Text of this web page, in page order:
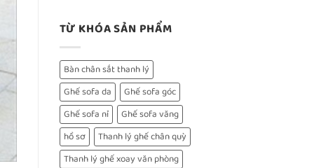
TỪ KHÓA SẢN PHẨM
Bàn chân sắt thanh lý
Ghế sofa da
Ghế sofa góc
Ghế sofa nỉ
Ghế sofa văng
hồ sơ
Thanh lý ghế chân quỳ
Thanh lý ghế xoay văn phòng